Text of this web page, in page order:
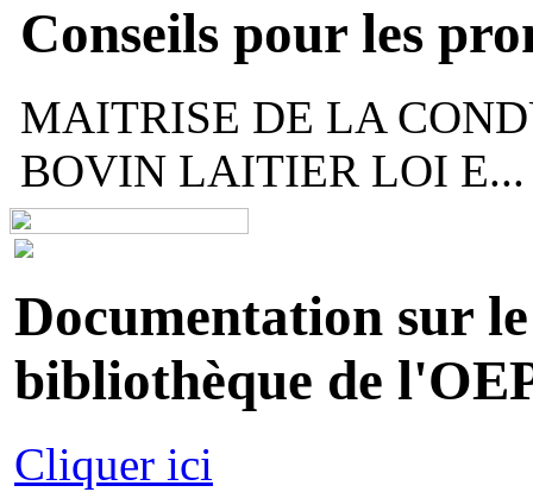
Conseils pour les
MAITRISE DE LA
BOVIN LAITIER LOI E...
Documentation sur
bibliothèque de
Cliquer ici